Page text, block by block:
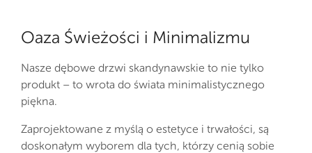
Oaza Świeżości i Minimalizmu
Nasze dębowe drzwi skandynawskie to nie tylko
produkt – to wrota do świata minimalistycznego
piękna.
Zaprojektowane z myślą o estetyce i trwałości, są
doskonałym wyborem dla tych, którzy cenią sobie